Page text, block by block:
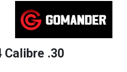
Calibre .30